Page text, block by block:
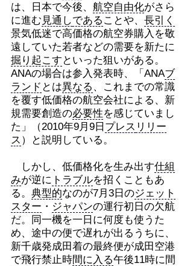
は、日本で今後、 航空自由化がさら
に進む 見通しである ことや、 長引く
景気低迷で高価格の航空券購入を敬
遠していた若者などの需要を新たに
掘り起こす といった狙いがある。
ANAの場合は参入発表時、「ANAブ
ランド とは異なる 、これまでの常識
を覆す低価格の航空会社による、新
規需要創造の必要性を感じていまし
た」（2010年9月9日 プレス リリー
ス ）と説明している。
しかし、低価格化を生み出す仕組
みが逆に トラブルを招くこともあ
る。 典型的なのが7月3日のジェット
スター ・ ジャパンの運行初日の欠航
だ。同一機を一日に何度も使うた
め、途中の便で遅れが出るうちに、
新千歳発成田着の最終便が成田空港
で飛行禁止時間に入る午後11時に間